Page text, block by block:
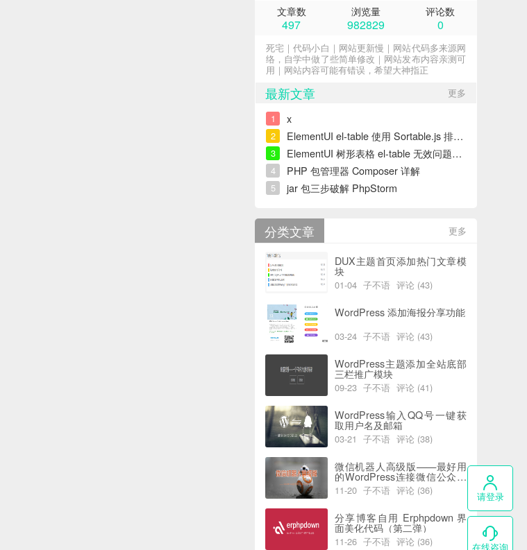
文章数
497
浏览量
982829
评论数
0
死宅｜代码小白｜网站更新慢｜网站代码多来源网
络，自学中做了些简单修改｜网站发布内容亲测可
用｜网站内容可能有错误，希望大神指正
更多
最新文章
1 x
2 ElementUI el-table 使用 Sortable.js 排序错误解决
3 ElementUI 树形表格 el-table 无效问题解决
4 PHP 包管理器 Composer 详解
5 jar 包三步破解 PhpStorm
更多
分类文章
DUX主题首页添加热门文章模
块
01-04 子不语 评论 (43)
WordPress 添加海报分享功能
03-24 子不语 评论 (43)
WordPress主题添加全站底部
三栏推广模块
09-23 子不语 评论 (41)
WordPress输入QQ号一键获
取用户名及邮箱
03-21 子不语 评论 (38)
微信机器人高级版——最好用
的WordPress连接微信公众号
插件
11-20 子不语 评论 (36)
分享博客自用 Erphpdown 界
面美化代码（第二弹）
11-26 子不语 评论 (36)
请登录
在线咨询